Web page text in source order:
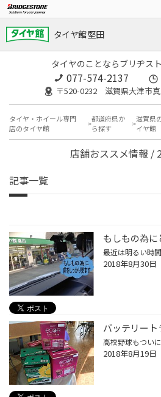
タイヤ館 堅田
タイヤのことならブリヂス
077-574-2137
〒520-0232 滋賀県大津市
タイヤ・ホイール専門
店のタイヤ館
都道府県か
ら探す
滋賀県
イヤ館
店舗おススメ情報 /
記事一覧
もしもの為
2018年8月30日
バッテリート
2018年8月19日